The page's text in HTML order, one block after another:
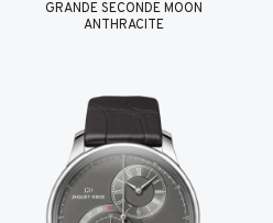
GRANDE SECONDE MOON
ANTHRACITE